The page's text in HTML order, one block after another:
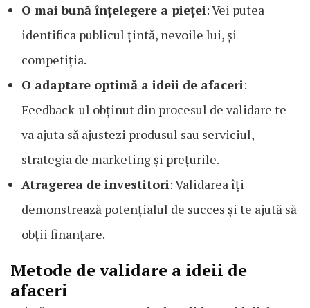
O mai bună înțelegere a pieței: Vei putea
identifica publicul țintă, nevoile lui, și
competiția.
O adaptare optimă a ideii de afaceri:
Feedback-ul obținut din procesul de validare te
va ajuta să ajustezi produsul sau serviciul,
strategia de marketing și prețurile.
Atragerea de investitori: Validarea îți
demonstrează potențialul de succes și te ajută să
obții finanțare.
Metode de validare a ideii de
afaceri